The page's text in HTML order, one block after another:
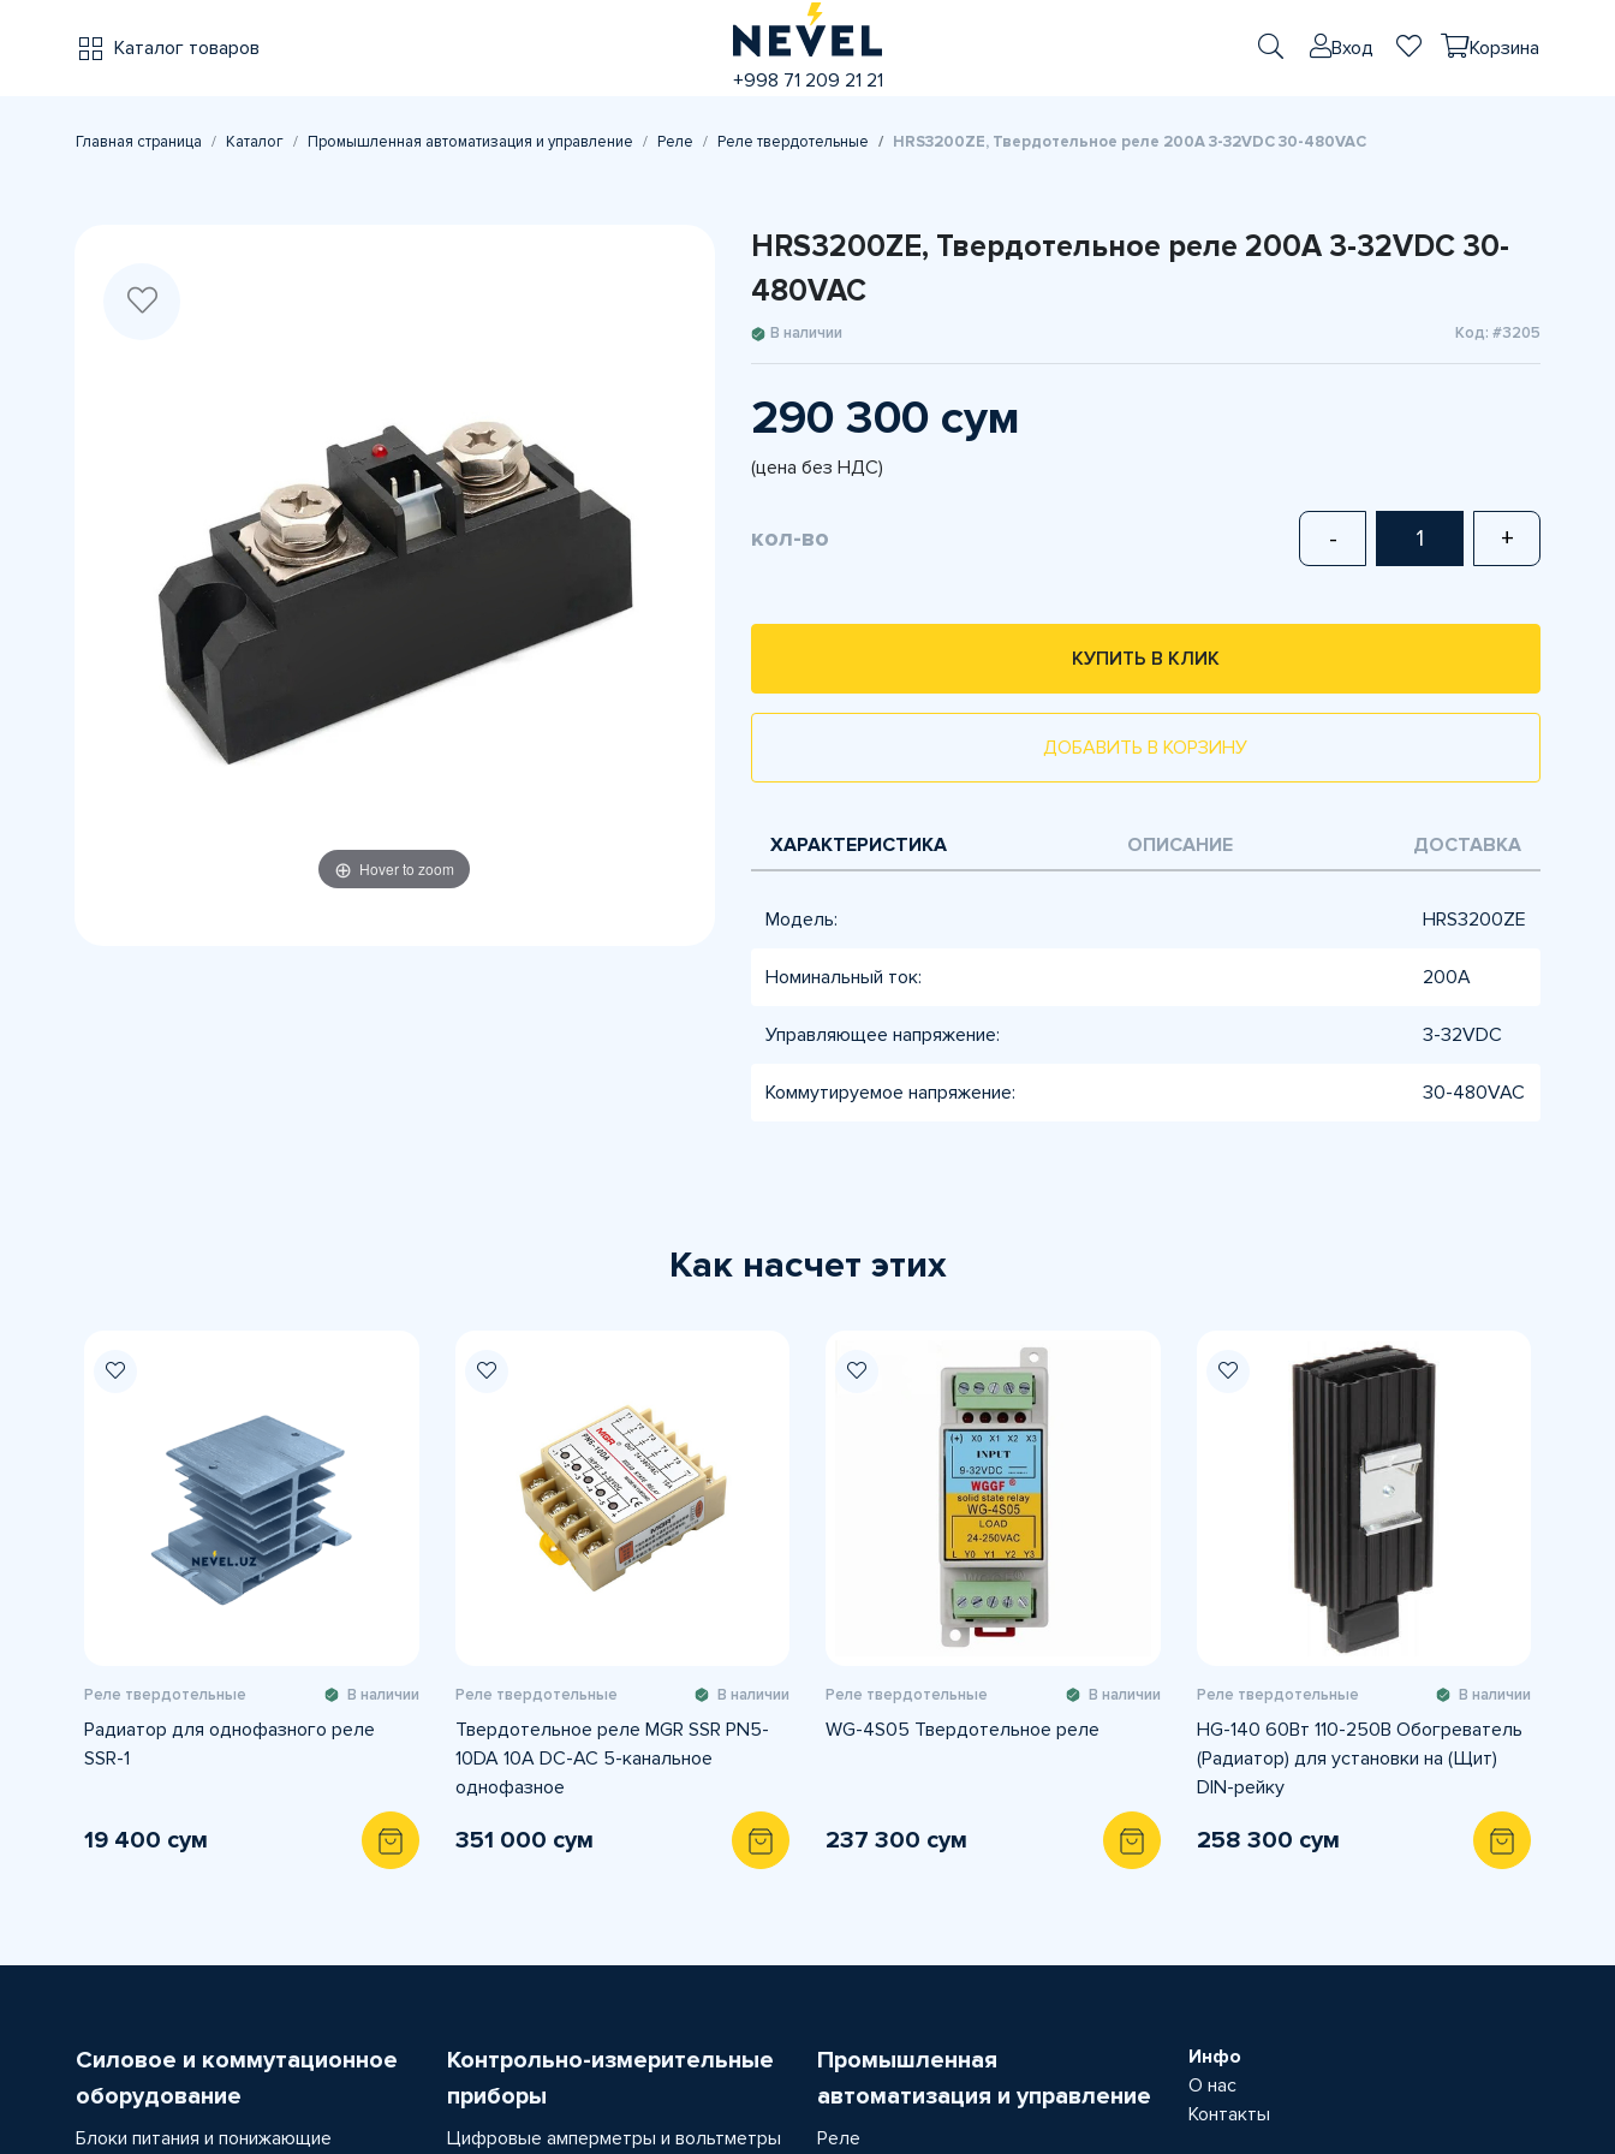
Каталог товаров
+998 71 209 21 21
Вход Корзина
Главная страница Каталог Промышленная автоматизация и управление Реле Реле твердотельные HRS3200ZE, Твердотельное реле 200A 3-32VDC 30-480VAC
Hover to zoom
HRS3200ZE, Твердотельное реле 200A 3-32VDC 30-
480VAC
В наличии Код: #3205
290 300 сум
(цена без НДС)
кол-во - +
КУПИТЬ В КЛИК
ДОБАВИТЬ В КОРЗИНУ
ХАРАКТЕРИСТИКА ОПИСАНИЕ ДОСТАВКА
Модель: HRS3200ZE
Номинальный ток: 200A
Управляющее напряжение: 3-32VDC
Коммутируемое напряжение: 30-480VAC
Как насчет этих
Реле твердотельные В наличии
Радиатор для однофазного реле
SSR-1
19 400 сум
Реле твердотельные В наличии
Твердотельное реле MGR SSR PN5-
10DA 10А DC-AC 5-канальное
однофазное
351 000 сум
Реле твердотельные В наличии
WG-4S05 Твердотельное реле
237 300 сум
Реле твердотельные В наличии
HG-140 60Вт 110-250В Обогреватель
(Радиатор) для установки на (Щит)
DIN-рейку
258 300 сум
Силовое и коммутационное
оборудование
Блоки питания и понижающие
Контрольно-измерительные
приборы
Цифровые амперметры и вольтметры
Промышленная
автоматизация и управление
Реле
Инфо
О нас
Контакты